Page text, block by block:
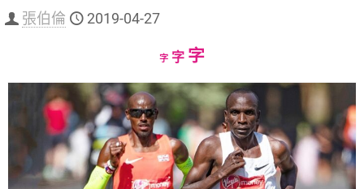
張伯倫 2019-04-27
字Decrease
size.
字Reset
size.
字Increase
size.